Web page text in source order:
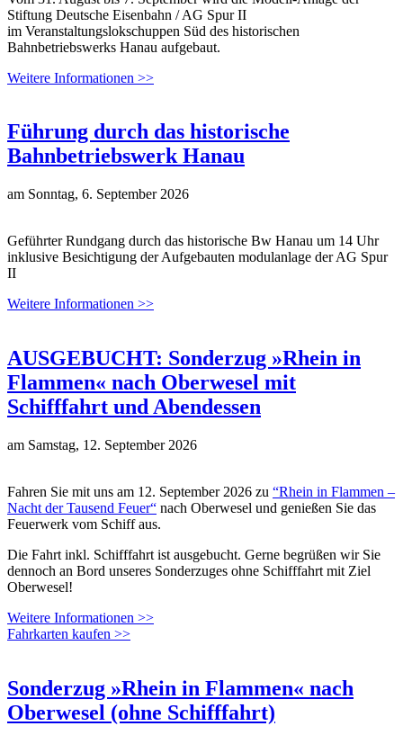
Stiftung Deutsche Eisenbahn / AG Spur II
im Veranstaltungslokschuppen Süd des historischen
Bahnbetriebswerks Hanau aufgebaut.
Weitere Informationen >>
Führung durch das historische
Bahnbetriebswerk Hanau
am Sonntag, 6. September 2026
Geführter Rundgang durch das historische Bw Hanau um 14 Uhr
inklusive Besichtigung der Aufgebauten modulanlage der AG Spur
II
Weitere Informationen >>
AUSGEBUCHT: Sonderzug »Rhein in
Flammen« nach Oberwesel mit
Schifffahrt und Abendessen
am Samstag, 12. September 2026
Fahren Sie mit uns am 12. September 2026 zu “Rhein in Flammen –
Nacht der Tausend Feuer“ nach Oberwesel und genießen Sie das
Feuerwerk vom Schiff aus.
Die Fahrt inkl. Schifffahrt ist ausgebucht. Gerne begrüßen wir Sie
dennoch an Bord unseres Sonderzuges ohne Schifffahrt mit Ziel
Oberwesel!
Weitere Informationen >>
Fahrkarten kaufen >>
Sonderzug »Rhein in Flammen« nach
Oberwesel (ohne Schifffahrt)